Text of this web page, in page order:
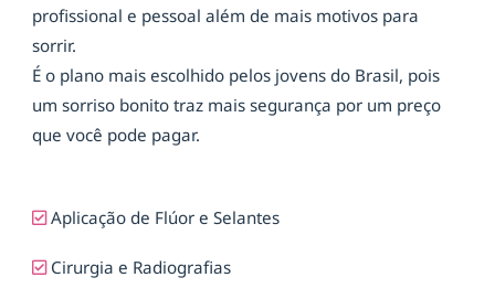
profissional e pessoal além de mais motivos para
sorrir.
É o plano mais escolhido pelos jovens do Brasil, pois
um sorriso bonito traz mais segurança por um preço
que você pode pagar.
Aplicação de Flúor e Selantes
Cirurgia e Radiografias